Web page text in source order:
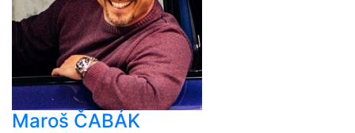
Maroš ČABÁK